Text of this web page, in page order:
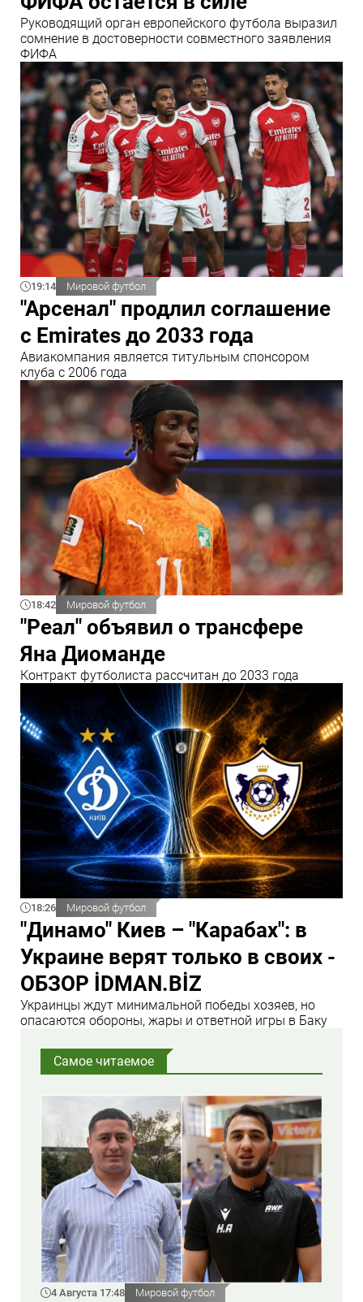
Руководящий орган европейского футбола выразил
сомнение в достоверности совместного заявления
ФИФА
19:14 Мировой футбол
"Арсенал" продлил соглашение
с Emirates до 2033 года
Авиакомпания является титульным спонсором
клуба с 2006 года
18:42 Мировой футбол
"Реал" объявил о трансфере
Яна Диоманде
Контракт футболиста рассчитан до 2033 года
18:26 Мировой футбол
"Динамо" Киев – "Карабах": в
Украине верят только в своих -
ОБЗОР İDMAN.BİZ
Украинцы ждут минимальной победы хозяев, но
опасаются обороны, жары и ответной игры в Баку
Самое читаемое
4 Августа 17:48 Мировой футбол